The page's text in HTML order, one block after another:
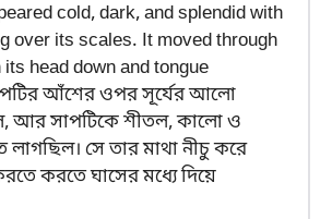
cold, dark, and splendid with
over its scales. It moved through
head down and tongue
আঁশের ওপর সূর্যের আলো
আর সাপটিকে শীতল, কালো ও
সে তার মাথা নীচু করে
করতে ঘাসের মধ্যে দিয়ে